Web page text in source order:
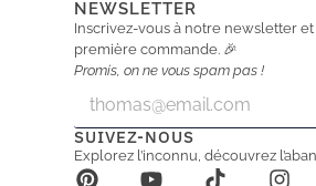
NEWSLETTER
Inscrivez-vous à notre newsletter
première commande. 🎉
Promis, on ne vous spam pas !
a
i
l
a
i
l
SUIVEZ-NOUS
Explorez l’inconnu, découvrez